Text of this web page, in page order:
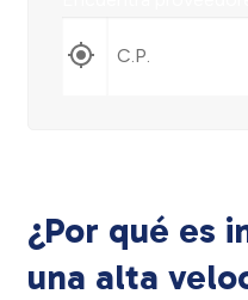
¿Por qué es
una alta